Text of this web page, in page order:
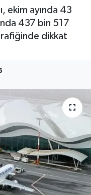
ekim ayında 43
437 bin 517
dikkat